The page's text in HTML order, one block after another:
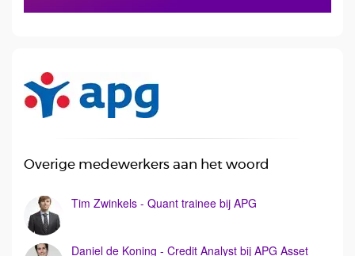
Overige medewerkers aan het woord
Tim Zwinkels - Quant trainee bij APG
Daniel de Koning - Credit Analyst bij APG Asset